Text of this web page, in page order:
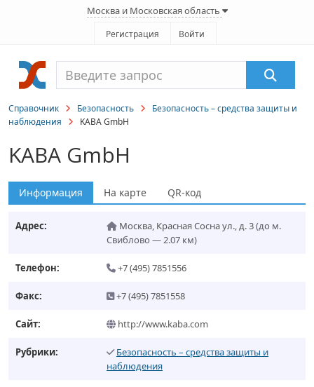
Москва и Московская область
Регистрация Войти
Справочник Безопасность
Безопасность – средства защиты и
наблюдения
KABA GmbH
KABA GmbH
Информация На карте QR-код
Адрес: Москва, Красная Сосна ул., д. 3(до м.
Свиблово — 2.07 км)
Телефон: +7 (495) 7851556
Факс: +7 (495) 7851558
Сайт: http://www.kaba.com
Рубрики:
Безопасность – средства защиты и
наблюдения